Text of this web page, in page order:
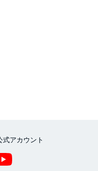
式アカウント